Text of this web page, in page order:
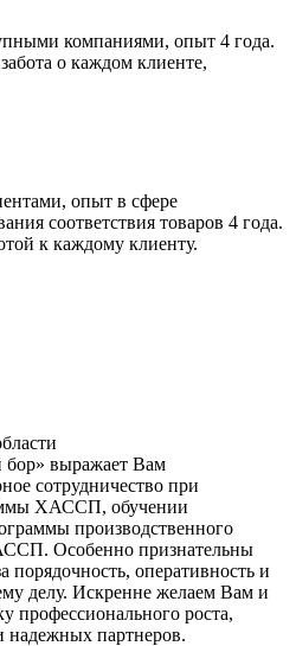
компаниями, опыт 4 года.
о каждом клиенте,
опыт в сфере
соответствия товаров 4 года.
к каждому клиенту.
выражает Вам
сотрудничество при
ХАССП, обучении
производственного
Особенно признательны
оперативность и
делу. Искренне желаем Вам и
профессионального роста,
надежных партнеров.